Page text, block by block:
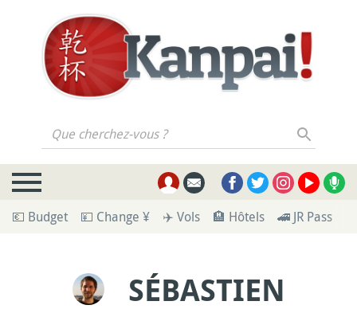
Que cherchez-vous ?
💶 Budget 💴 Change ¥ ✈️ Vols 🏨 Hôtels 🚄 JR Pass
SÉBASTIEN